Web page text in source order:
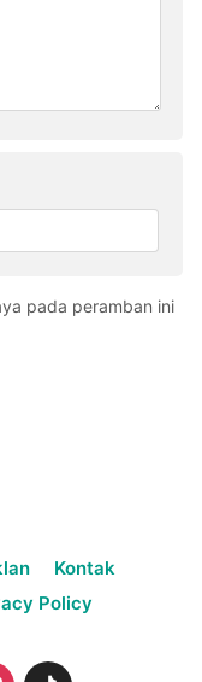
pada peramban ini
Kontak
Policy